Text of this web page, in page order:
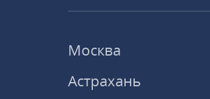
Москва
Астрахань